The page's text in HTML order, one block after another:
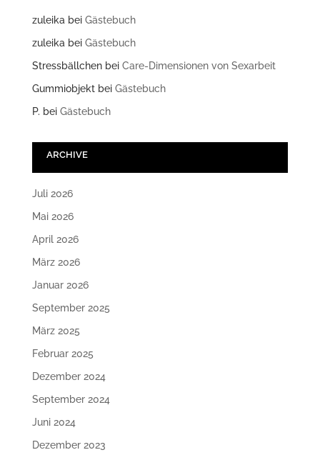
zuleikabei Gästebuch
zuleikabei Gästebuch
Stressbällchenbei Care-Dimensionen von Sexarbeit
Gummiobjektbei Gästebuch
P. bei Gästebuch
ARCHIVE
Juli 2026
Mai 2026
April 2026
März 2026
Januar 2026
September 2025
März 2025
Februar 2025
Dezember 2024
September 2024
Juni 2024
Dezember 2023